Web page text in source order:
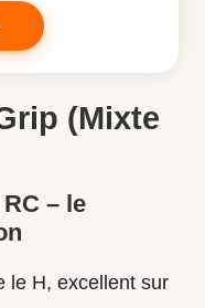
(Mixte
– le
le H, excellent sur